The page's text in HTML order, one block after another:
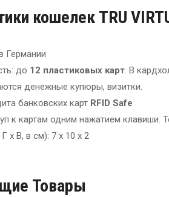
кошелек TRU
Германии
до 12 пластиковых карт. В
денежные купюры, визитки.
банковских карт RFID Safe
к картам одним нажатием клавиши.
x В, в см): 7 x 10 x 2
Товары